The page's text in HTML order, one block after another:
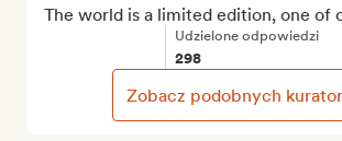
The world is a limited edition, one of
Udzielone odpowiedzi
298
Zobacz podobnych